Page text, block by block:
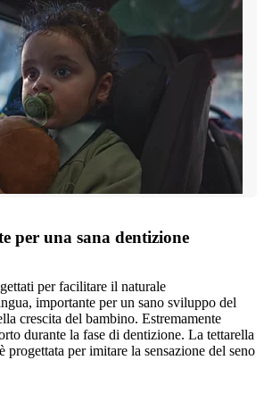
per una sana dentizione
per facilitare il naturale
importante per un sano sviluppo del
crescita del bambino. Estremamente
durante la fase di dentizione. La tettarella
progettata per imitare la sensazione del seno